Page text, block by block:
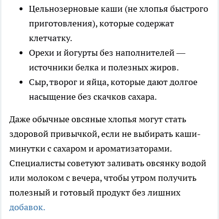
Цельнозерновые каши (не хлопья быстрого
приготовления), которые содержат
клетчатку.
Орехи и йогурты без наполнителей —
источники белка и полезных жиров.
Сыр, творог и яйца, которые дают долгое
насыщение без скачков сахара.
Даже обычные овсяные хлопья могут стать
здоровой привычкой, если не выбирать каши-
минутки с сахаром и ароматизаторами.
Специалисты советуют заливать овсянку водой
или молоком с вечера, чтобы утром получить
полезный и готовый продукт без лишних
добавок.